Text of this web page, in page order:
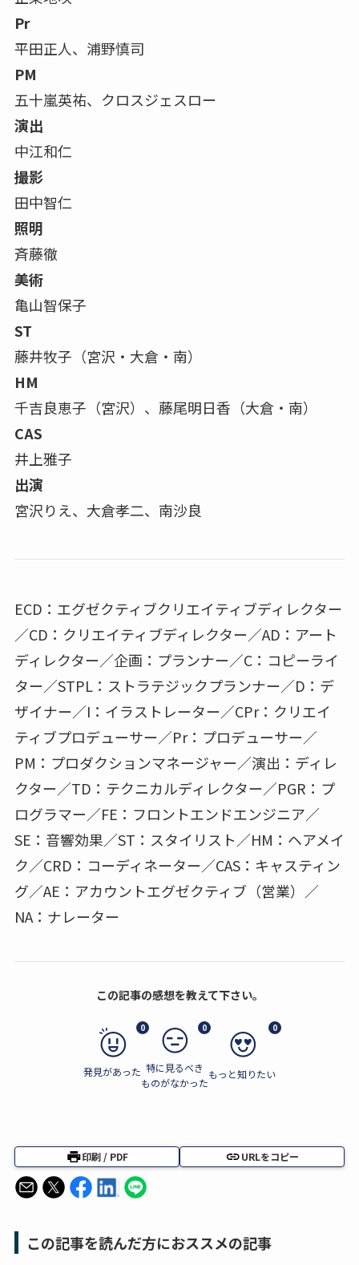
Pr
平田正人、浦野慎司
PM
五十嵐英祐、クロスジェスロー
演出
中江和仁
撮影
田中智仁
照明
斉藤徹
美術
亀山智保子
ST
藤井牧子（宮沢・大倉・南）
HM
千吉良恵子（宮沢）、藤尾明日香（大倉・南）
CAS
井上雅子
出演
宮沢りえ、大倉孝二、南沙良
ECD：エグゼクティブクリエイティブディレクター
／CD：クリエイティブディレクター／AD：アート
ディレクター／企画：プランナー／C：コピーライ
ター／STPL：ストラテジックプランナー／D：デ
ザイナー／I：イラストレーター／CPr：クリエイ
ティブプロデューサー／Pr：プロデューサー／
PM：プロダクションマネージャー／演出：ディレ
クター／TD：テクニカルディレクター／PGR：プ
ログラマー／FE：フロントエンドエンジニア／
SE：音響効果／ST：スタイリスト／HM：ヘアメイ
ク／CRD：コーディネーター／CAS：キャスティン
グ／AE：アカウントエグゼクティブ（営業）／
NA：ナレーター
この記事の感想を教えて下さい。
0
発見があった
0
特に見るべき
ものがなかった
0
もっと知りたい
印刷 / PDF URLをコピー
この記事を読んだ方におススメの記事